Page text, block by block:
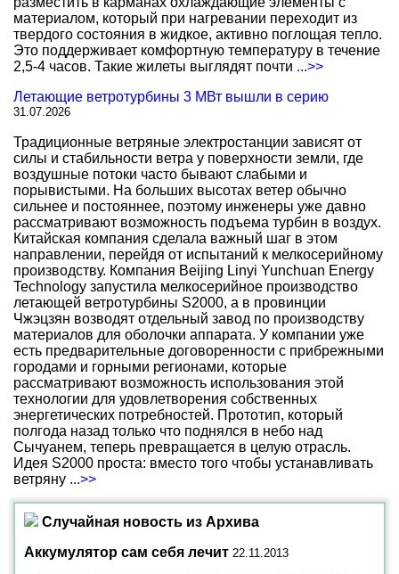
материалом, который при нагревании переходит из
твердого состояния в жидкое, активно поглощая тепло.
Это поддерживает комфортную температуру в течение
2,5-4 часов. Такие жилеты выглядят почти ...>>
Летающие ветротурбины 3 МВт вышли в серию
31.07.2026
Традиционные ветряные электростанции зависят от
силы и стабильности ветра у поверхности земли, где
воздушные потоки часто бывают слабыми и
порывистыми. На больших высотах ветер обычно
сильнее и постояннее, поэтому инженеры уже давно
рассматривают возможность подъема турбин в воздух.
Китайская компания сделала важный шаг в этом
направлении, перейдя от испытаний к мелкосерийному
производству. Компания Beijing Linyi Yunchuan Energy
Technology запустила мелкосерийное производство
летающей ветротурбины S2000, а в провинции
Чжэцзян возводят отдельный завод по производству
материалов для оболочки аппарата. У компании уже
есть предварительные договоренности с прибрежными
городами и горными регионами, которые
рассматривают возможность использования этой
технологии для удовлетворения собственных
энергетических потребностей. Прототип, который
полгода назад только что поднялся в небо над
Сычуанем, теперь превращается в целую отрасль.
Идея S2000 проста: вместо того чтобы устанавливать
ветряну ...>>
Случайная новость из Архива
Аккумулятор сам себя лечит 22.11.2013